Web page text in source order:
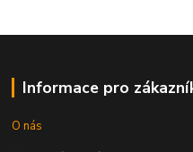
Informace pro
O nás